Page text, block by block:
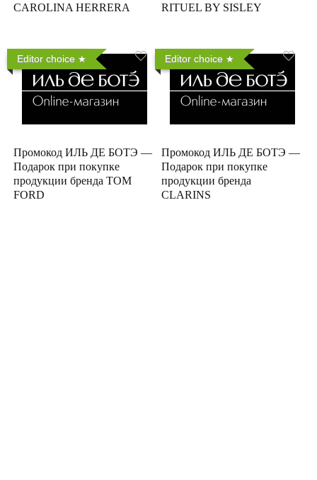
CAROLINA HERRERA
RITUEL BY SISLEY
Editor choice
Промокод ИЛЬ ДЕ БОТЭ —
Подарок при покупке
продукции бренда TOM
FORD
Editor choice
Промокод ИЛЬ ДЕ БОТЭ —
Подарок при покупке
продукции бренда
CLARINS